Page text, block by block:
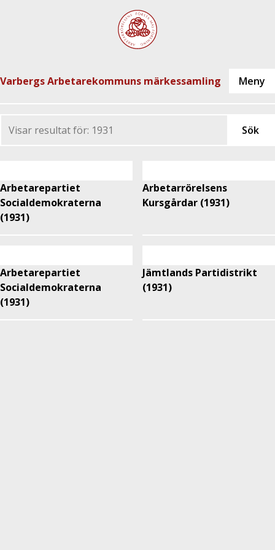
Varbergs Arbetarekommuns märkessamling
Arbetarepartiet
Socialdemokraterna
(1931)
Arbetarrörelsens
Kursgårdar (1931)
Arbetarepartiet
Socialdemokraterna
(1931)
Jämtlands Partidistrikt
(1931)